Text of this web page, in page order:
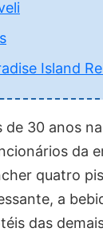
Island
de 30 anos na
da
quatro
a
das